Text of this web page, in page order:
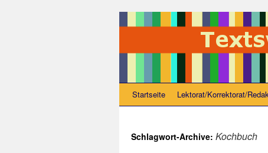
Startseite Lektorat/Korrektorat/
Schlagwort-Archive: Kochbuch